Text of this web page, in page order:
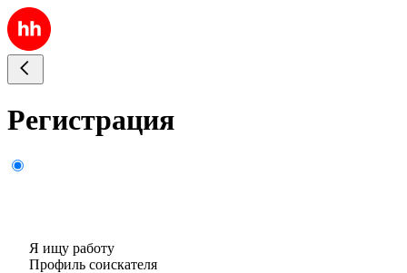
Регистрация
Я ищу работу
Профиль соискателя